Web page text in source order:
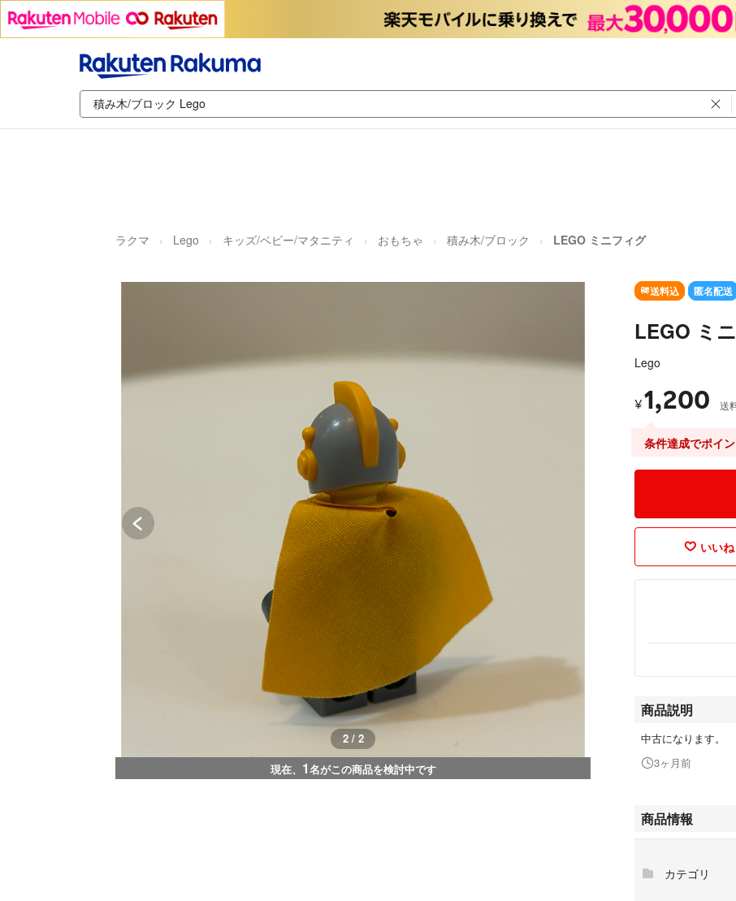
ラクマ Lego キッズ/ベビー/マタニティ おもちゃ 積み木/ブロック LEGO ミニフィグ
1 / 2
現在、 1名がこの商品を検討中です
送料込 匿名配送
LEGO ミ
Lego
¥1,200 送
条件達成でポイ
いい
商品説明
中古になります。
3ヶ月前
商品情報
カテゴリ